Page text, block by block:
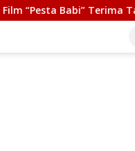
Tasrif Award 2026